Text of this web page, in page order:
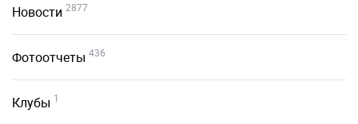
Новости 2877
Фотоотчеты 436
Клубы 1